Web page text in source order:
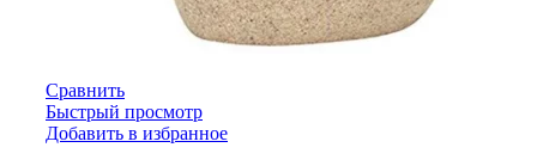
Сравнить
Быстрый просмотр
Добавить в избранное